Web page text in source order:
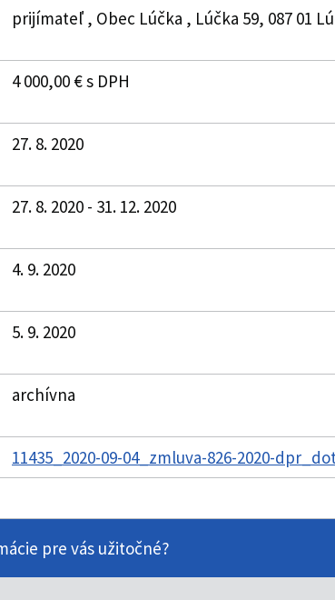
prijímateľ , Obec Lúčka , Lúčka 59, 087 01
4 000,00 € s DPH
27. 8. 2020
27. 8. 2020 - 31. 12. 2020
4. 9. 2020
5. 9. 2020
archívna
11435_2020-09-04_zmluva-826-2020-
pre vás užitočné?